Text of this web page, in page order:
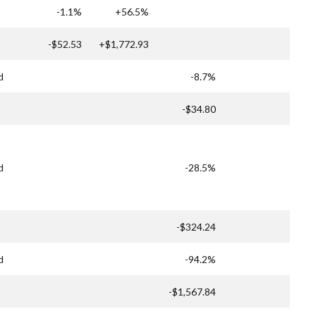
-1.1% +56.5%
-$52.53 +$1,772.93
-8.7%
-$34.80
-28.5%
-$324.24
-94.2%
-$1,567.84